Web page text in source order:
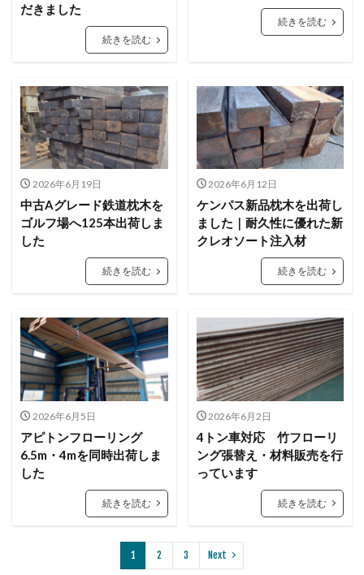
だきました
続きを読む
続きを読む
2026年6月19日
中古Aグレード鉄道枕木を
ゴルフ場へ125本出荷しま
した
続きを読む
2026年6月12日
ケンパス新品枕木を出荷し
ました｜耐久性に優れた新
クレオソート注入材
続きを読む
2026年6月5日
アピトンフローリング
6.5m・4mを同時出荷しま
した
続きを読む
2026年6月2日
4トン車対応 竹フローリ
ング張替え・材料販売を行
っています
続きを読む
1 2 3 Next